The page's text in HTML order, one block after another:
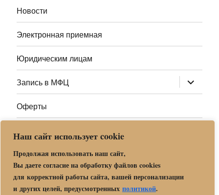
Наш сайт использует cookie
Продолжая использовать наш сайт,
Вы даете согласие на обработку файлов cookies
для корректной работы сайта, вашей персонализации
и других целей, предусмотренных политикой.
Новости
Электронная приемная
Юридическим лицам
Запись в МФЦ раскрыть
дочернее
меню
Оферты
Адреса МФЦ МО
Центр государственных и муниципальных услуг «Мои